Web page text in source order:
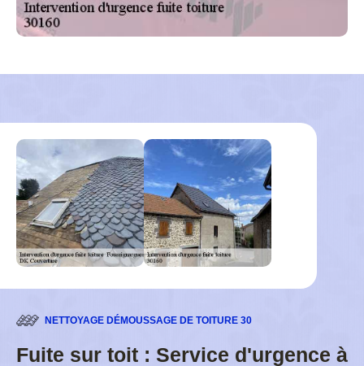
NETTOYAGE DÉMOUSSAGE DE TOITURE 30
Fuite sur toit : Service d'urgence à